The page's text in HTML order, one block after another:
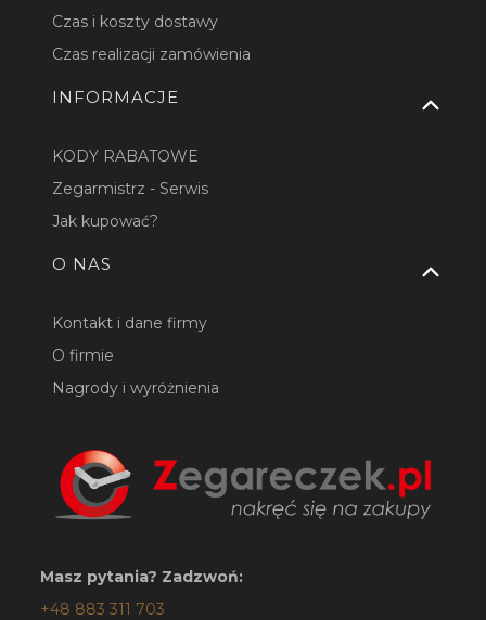
Czas i koszty dostawy
Czas realizacji zamówienia
INFORMACJE
KODY RABATOWE
Zegarmistrz - Serwis
Jak kupować?
O NAS
Kontakt i dane firmy
O firmie
Nagrody i wyróżnienia
Masz pytania? Zadzwoń:
+48 883 311 703